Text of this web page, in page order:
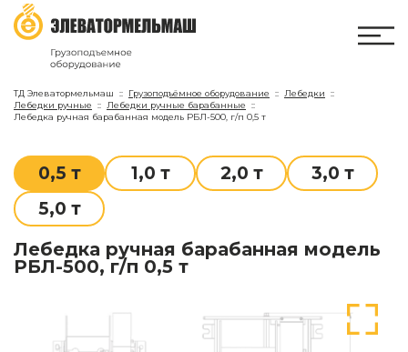
ТД Элеватормельмаш Грузоподъёмное оборудование
Лебедки
Лебедки ручные
Лебедки ручные барабанные
Лебедка ручная барабанная модель РБЛ-500, г/п 0,5 т
0,5 т 1,0 т 2,0 т
3,0 т
5,0 т
Лебедка ручная барабанная модель
РБЛ-500, г/п 0,5 т